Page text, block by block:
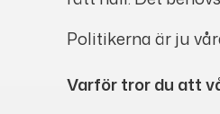
Politikerna är ju
Varför tror du att